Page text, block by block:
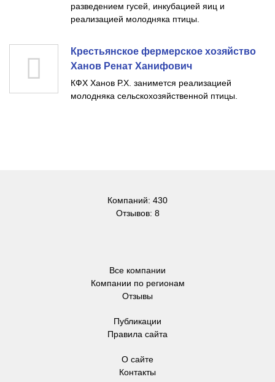
разведением гусей, инкубацией яиц и
реализацией молодняка птицы.
Крестьянское фермерское хозяйство
Ханов Ренат Ханифович
КФХ Ханов Р.Х. занимется реализацией
молодняка сельскохозяйственной птицы.
Компаний: 430
Отзывов: 8
Все компании
Компании по регионам
Отзывы
Публикации
Правила сайта
О сайте
Контакты